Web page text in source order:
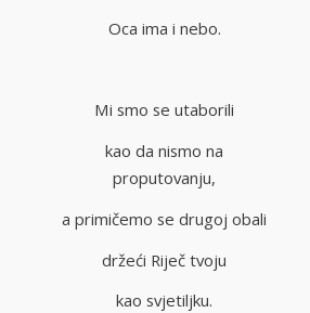
Oca ima i nebo.
Mi smo se utaborili
kao da nismo na
proputovanju,
a primičemo se drugoj obali
držeći Riječ tvoju
kao svjetiljku.